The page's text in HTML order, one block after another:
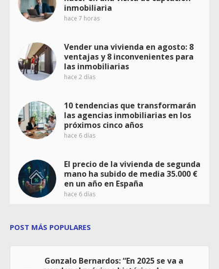
inmobiliaria
hace 7 horas
Vender una vivienda en agosto: 8
ventajas y 8 inconvenientes para
las inmobiliarias
hace 2 días
10 tendencias que transformarán
las agencias inmobiliarias en los
próximos cinco años
hace 6 días
El precio de la vivienda de segunda
mano ha subido de media 35.000 €
en un año en España
hace 6 días
POST MÁS POPULARES
Gonzalo Bernardos: “En 2025 se va a